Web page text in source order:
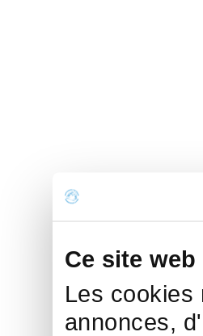
Ce site
Les cookies
annonces,